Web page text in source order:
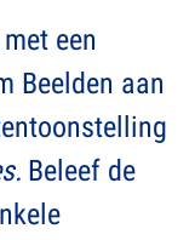
een
Beelden aan
Beleef de